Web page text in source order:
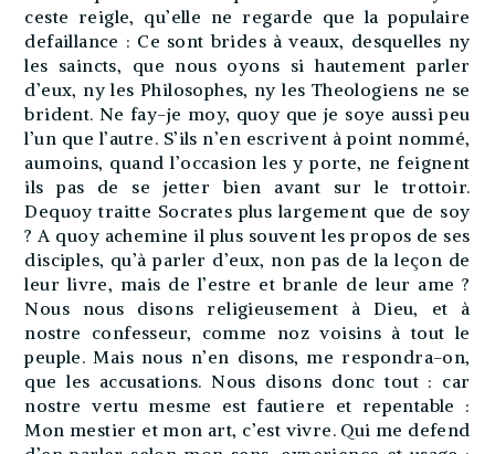
ceste reigle, qu’elle ne regarde que la populaire
defaillance : Ce sont brides à veaux, desquelles ny
les saincts, que nous oyons si hautement parler
d’eux, ny les Philosophes, ny les Theologiens ne se
brident. Ne fay-je moy, quoy que je soye aussi peu
l’un que l’autre. S’ils n’en escrivent à point nommé,
aumoins, quand l’occasion les y porte, ne feignent
ils pas de se jetter bien avant sur le trottoir.
Dequoy traitte Socrates plus largement que de soy
? A quoy achemine il plus souvent les propos de ses
disciples, qu’à parler d’eux, non pas de la leçon de
leur livre, mais de l’estre et branle de leur ame ?
Nous nous disons religieusement à Dieu, et à
nostre confesseur, comme noz voisins à tout le
peuple. Mais nous n’en disons, me respondra-on,
que les accusations. Nous disons donc tout : car
nostre vertu mesme est fautiere et repentable :
Mon mestier et mon art, c’est vivre. Qui me defend